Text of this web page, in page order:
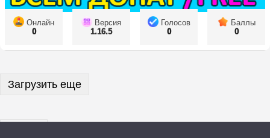
Онлайн
0
Версия
1.16.5
Голосов
0
Баллы
0
Загрузить еще